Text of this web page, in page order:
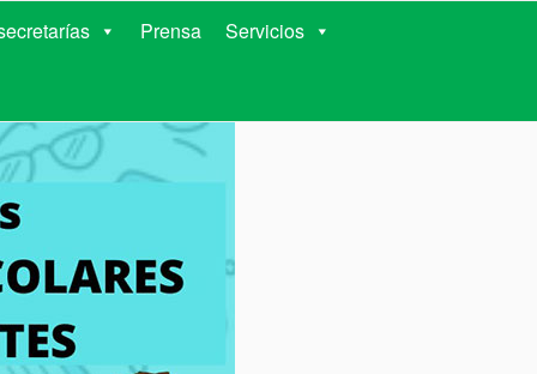
Prensa Servicios